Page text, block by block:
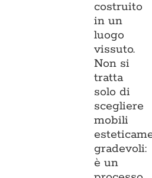
costruito
in un
luogo
vissuto.
Non si
tratta
solo di
scegliere
mobili
gradevoli:
è un